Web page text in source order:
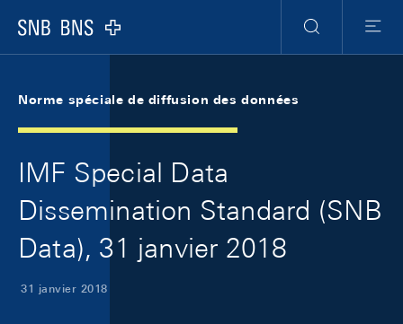
Logo
RechercheMenu
Norme spéciale de diffusion des données
IMF Special Data
Dissemination Standard (SNB
Data), 31 janvier 2018
31 janvier 2018